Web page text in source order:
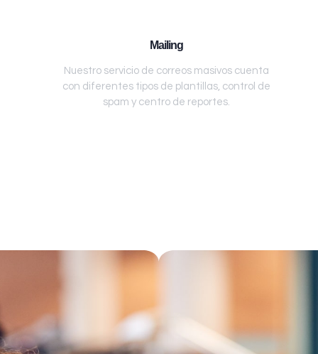
Mailing
Nuestro servicio de correos masivos cuenta
con diferentes tipos de plantillas, control de
spam y centro de reportes.